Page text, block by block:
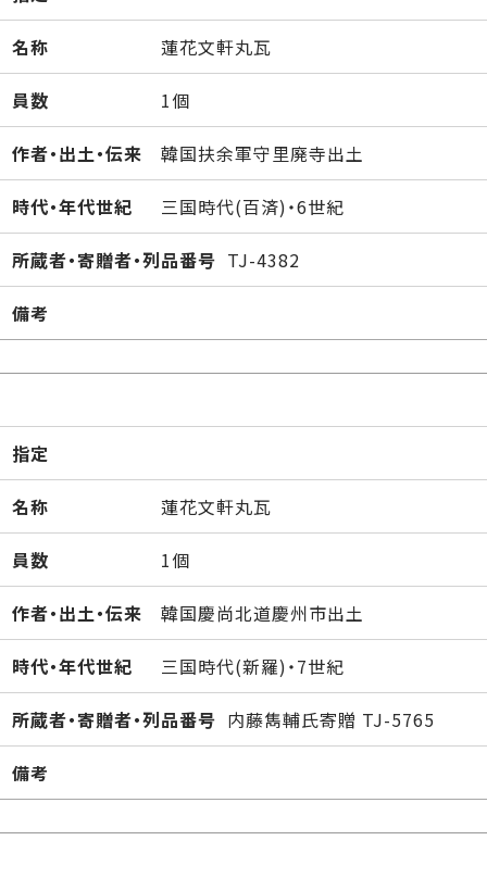
名称 蓮花文軒丸瓦
員数 1個
作者・出土・伝来 韓国扶余軍守里廃寺出土
時代・年代世紀 三国時代(百済)・6世紀
所蔵者・寄贈者・列品番号 TJ-4382
備考
指定
名称 蓮花文軒丸瓦
員数 1個
作者・出土・伝来 韓国慶尚北道慶州市出土
時代・年代世紀 三国時代(新羅)・7世紀
所蔵者・寄贈者・列品番号 内藤雋輔氏寄贈 TJ-5765
備考